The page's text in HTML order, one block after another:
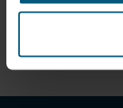
Adapter plug:
connection